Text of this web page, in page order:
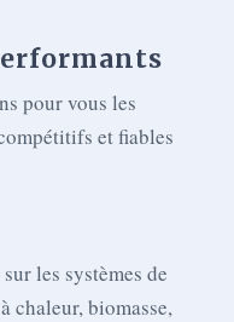
pour vous les
et fiables
les systèmes de
chaleur, biomasse,